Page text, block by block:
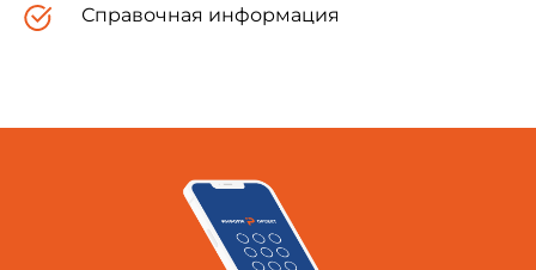
Справочная информация